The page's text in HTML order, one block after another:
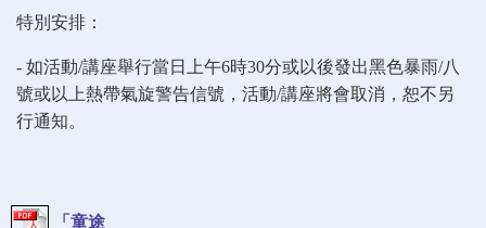
特別安排：
- 如活動/講座舉行當日上午6時30分或以後發出黑色暴雨/八
號或以上熱帶氣旋警告信號， 活動/講座將會取消，恕不另
行通知。
「童途